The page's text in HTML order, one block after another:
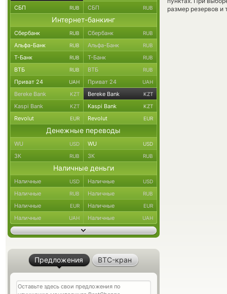
размер резервов и
СБП RUB СБП RUB
Интернет-банкинг
Сбербанк RUB Сбербанк RUB
Альфа-Банк RUB Альфа-Банк RUB
Т-Банк RUB Т-Банк RUB
ВТБ RUB ВТБ RUB
Приват 24 UAH Приват 24 UAH
Bereke Bank KZT Bereke Bank KZT
Kaspi Bank KZT Kaspi Bank KZT
Revolut EUR Revolut EUR
Денежные переводы
WU USD WU USD
ЗК RUB ЗК RUB
Наличные деньги
Наличные USD Наличные USD
Наличные RUB Наличные RUB
Наличные EUR Наличные EUR
Наличные UAH Наличные UAH
Предложения BTC-кран